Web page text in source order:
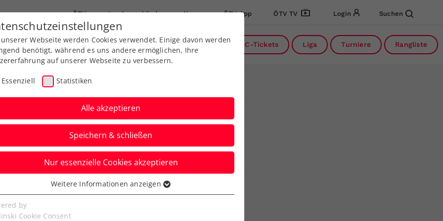
ÖTV Landesverbände News ÖTV App ÖTV TV Login Suchen
Ausbildung Services Über uns DC-Tickets Liga Turniere Rangliste
Erfolgserlebnis für
Webseite werden Cookies verwendet. Einige davon werden
benötigt, während es uns andere ermöglichen, Ihre
auf unserer Webseite zu verbessern.
Essenziell Statistiken
Alle akzeptieren
Speichern & schließen
Nur essenzielle Cookies akzeptieren
Cookies werden für grundlegende Funktionen der
benötigt. Dadurch ist gewährleistet, dass die Webseite
Weitere Informationen anzeigen
by
Cookie Consent